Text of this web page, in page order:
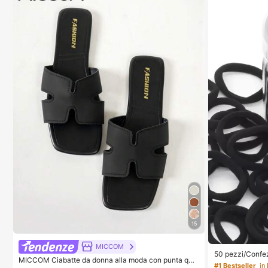
15
MICCOM
MICCOM Ciabatte da donna alla moda con punta qua
50 pezzi/
i di base ad
#1 Bestseller in